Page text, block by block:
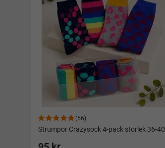
(56)
Strumpor Crazysock 4-pack storlek 36-40